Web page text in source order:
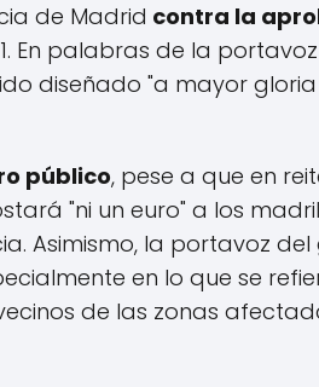
de Madrid contra la
En palabras de la
diseñado "a mayor
público, pese a que en
"ni un euro" a los
Asimismo, la portavoz del
en lo que se
de las zonas